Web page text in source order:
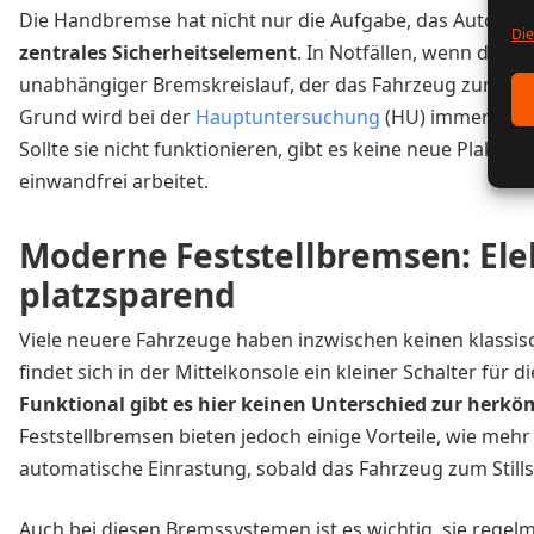
Die Handbremse hat nicht nur die Aufgabe, das Auto
zentrales Sicherheitselement. In Notfällen, wenn die
unabhängiger Bremskreislauf, der das Fahrzeug zum
Grund wird bei der Hauptuntersuchung (HU) immer
Sollte sie nicht funktionieren, gibt es keine neue
einwandfrei arbeitet.
Moderne Feststellbremsen:
platzsparend
Viele neuere Fahrzeuge haben inzwischen keinen
findet sich in der Mittelkonsole ein kleiner Schalter für
Funktional gibt es hier keinen Unterschied zur
Feststellbremsen bieten jedoch einige Vorteile, wie
automatische Einrastung, sobald das Fahrzeug zum